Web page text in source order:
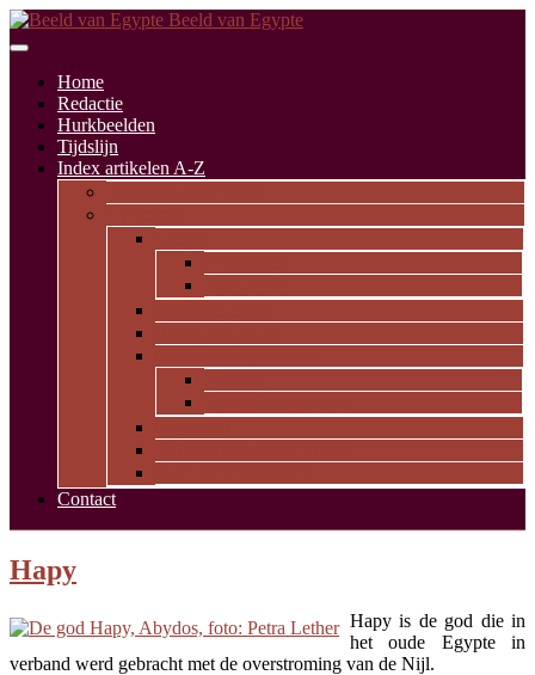
Beeld van Egypte
Home
Redactie
Hurkbeelden
Tijdslijn
Index artikelen A-Z
Contact
Hapy
Hapy is de god die in
het oude Egypte in
verband werd gebracht met de overstroming van de Nijl.